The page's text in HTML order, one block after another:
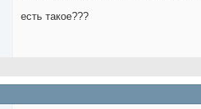
есть такое???